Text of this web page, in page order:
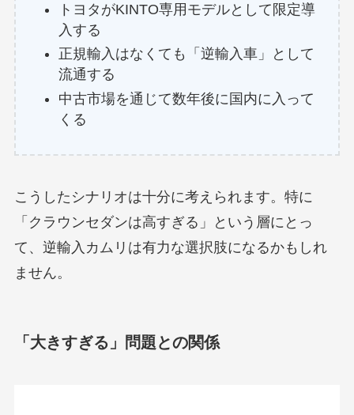
トヨタがKINTO専用モデルとして限定導
入する
正規輸入はなくても「逆輸入車」として
流通する
中古市場を通じて数年後に国内に入って
くる
こうしたシナリオは十分に考えられます。特に
「クラウンセダンは高すぎる」という層にとっ
て、逆輸入カムリは有力な選択肢になるかもしれ
ません。
「大きすぎる」問題との関係